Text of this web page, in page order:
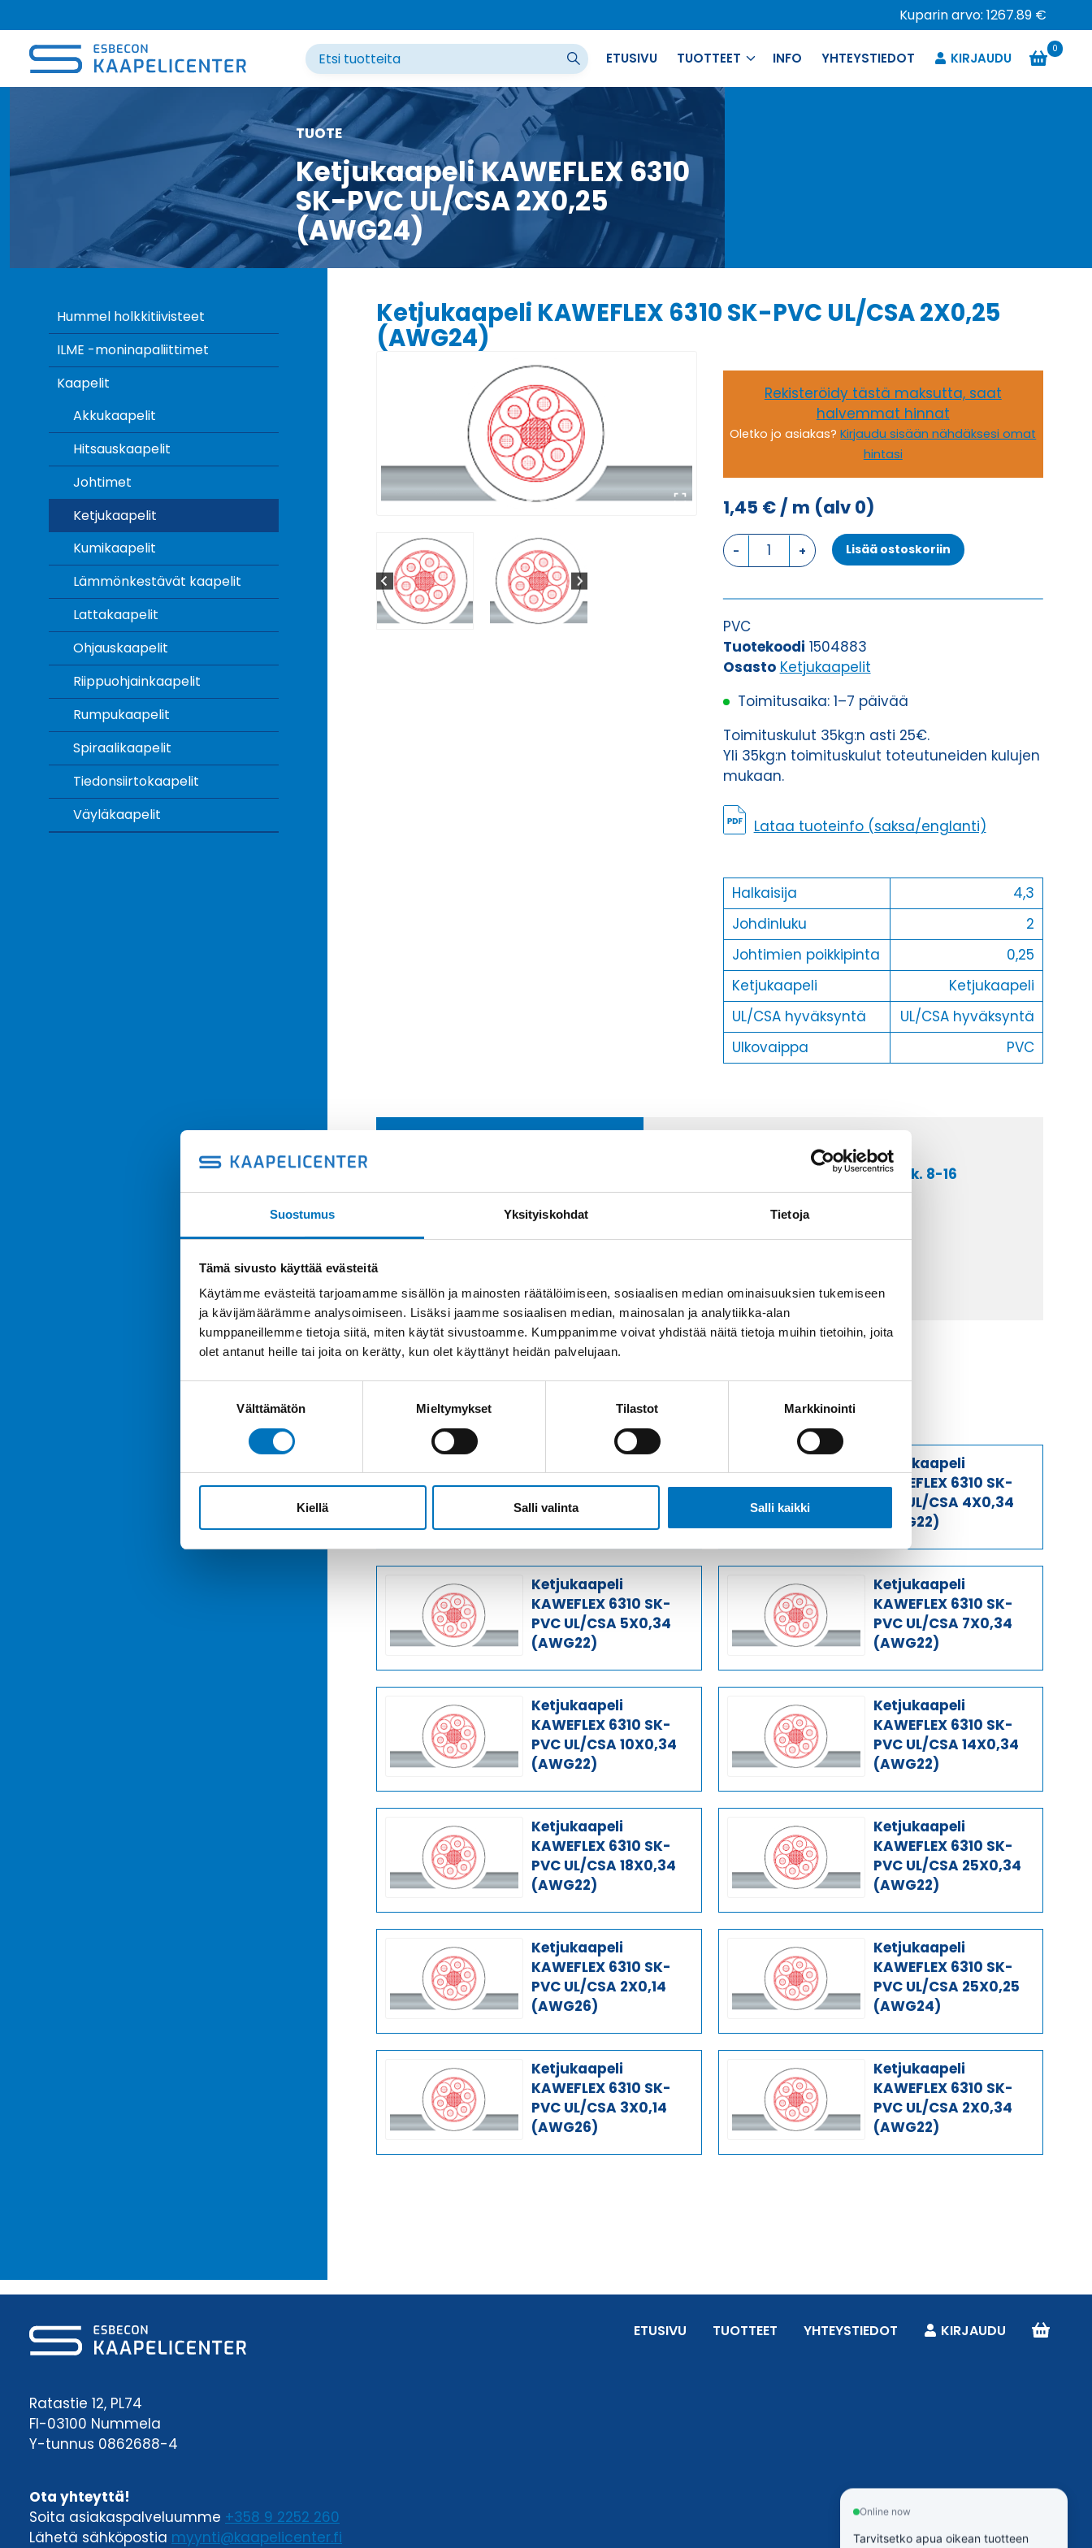
Suostumus Yksityiskohdat Tietoja
Tämä sivusto käyttää evästeitä
Käytämme evästeitä tarjoamamme sisällön ja mainosten räätälöimiseen, sosiaalisen median ominaisuuksien tukemiseen
ja kävijämäärämme analysoimiseen. Lisäksi jaamme sosiaalisen median, mainosalan ja analytiikka-alan
kumppaneillemme tietoja siitä, miten käytät sivustoamme. Kumppanimme voivat yhdistää näitä tietoja muihin tietoihin, joita
olet antanut heille tai joita on kerätty, kun olet käyttänyt heidän palvelujaan.
Välttämätön Mieltymykset Tilastot Markkinointi
Kiellä Salli valinta Salli kaikki
sisältöön
Kuparin arvo: 1267.89 €
ETUSIVU TUOTTEET INFO YHTEYSTIEDOT KIRJAUDU
0
TUOTE
Ketjukaapeli KAWEFLEX 6310
SK-PVC UL/CSA 2X0,25
(AWG24)
Hummel holkkitiivisteet
ILME -moninapaliittimet
Kaapelit
Akkukaapelit
Hitsauskaapelit
Johtimet
Ketjukaapelit
Kumikaapelit
Lämmönkestävät kaapelit
Lattakaapelit
Ohjauskaapelit
Riippuohjainkaapelit
Rumpukaapelit
Spiraalikaapelit
Tiedonsiirtokaapelit
Väyläkaapelit
Ketjukaapeli KAWEFLEX 6310 SK-PVC UL/CSA 2X0,25
(AWG24)
Rekisteröidy tästä maksutta, saat
halvemmat hinnat
Oletko jo asiakas?Kirjaudu sisään nähdäksesi omat
hintasi
1,45 €/ m (alv 0)
Ketjukaapeli
KAWEFLEX
SK-
UL/CSA
2X0,25
määrä
Lisää ostoskoriin
PVC
Tuotekoodi 1504883
Osasto Ketjukaapelit
Toimitusaika: 1–7 päivää
Toimituskulut 35kg:n asti 25€.
Yli 35kg:n toimituskulut toteutuneiden kulujen
mukaan.
Lataa tuoteinfo (saksa/englanti)
Halkaisija
4,3
Johdinluku
2
Johtimien poikkipinta
0,25
Ketjukaapeli
Ketjukaapeli
UL/CSA hyväksyntä
UL/CSA hyväksyntä
Ulkovaippa
PVC
Kysyttävää?
Anna meidän
auttaa.
Soita asiakaspalveluumme ark. 8-16
+358 9 2252 260
Tai lähetä sähköpostia
Saman kaapelin eri versiot
KAWEFLEX 6310 SK-
PVC UL/CSA 3X0,34
Ketjukaapeli
KAWEFLEX 6310 SK-
PVC UL/CSA 4X0,34
(AWG22)
Ketjukaapeli
KAWEFLEX 6310 SK-
PVC UL/CSA 5X0,34
(AWG22)
Ketjukaapeli
KAWEFLEX 6310 SK-
PVC UL/CSA 7X0,34
(AWG22)
Ketjukaapeli
KAWEFLEX 6310 SK-
PVC UL/CSA 10X0,34
(AWG22)
Ketjukaapeli
KAWEFLEX 6310 SK-
PVC UL/CSA 14X0,34
(AWG22)
Ketjukaapeli
KAWEFLEX 6310 SK-
PVC UL/CSA 18X0,34
(AWG22)
Ketjukaapeli
KAWEFLEX 6310 SK-
PVC UL/CSA 25X0,34
(AWG22)
Ketjukaapeli
KAWEFLEX 6310 SK-
PVC UL/CSA 2X0,14
(AWG26)
Ketjukaapeli
KAWEFLEX 6310 SK-
PVC UL/CSA 25X0,25
(AWG24)
Ketjukaapeli
KAWEFLEX 6310 SK-
PVC UL/CSA 3X0,14
(AWG26)
Ketjukaapeli
KAWEFLEX 6310 SK-
PVC UL/CSA 2X0,34
(AWG22)
Ratastie 12, PL74
FI-03100 Nummela
Y-tunnus 0862688-4
Ota yhteyttä!
Soita asiakaspalveluumme +358 9 2252 260
Lähetä sähköpostia myynti@kaapelicenter.fi
ETUSIVU TUOTTEET YHTEYSTIEDOT KIRJAUDU
Online now
Tarvitsetko apua oikean tuotteen